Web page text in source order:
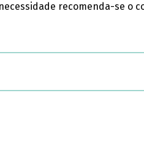
recomenda-se o